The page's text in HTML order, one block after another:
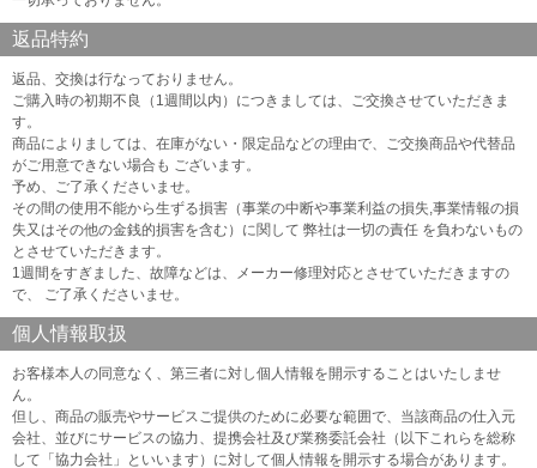
返品特約
返品、交換は行なっておりません。
ご購入時の初期不良（1週間以内）につきましては、ご交換させていただきま
す。
商品によりましては、在庫がない・限定品などの理由で、ご交換商品や代替品
がご用意できない場合も ございます。
予め、ご了承くださいませ。
その間の使用不能から生ずる損害（事業の中断や事業利益の損失,事業情報の損
失又はその他の金銭的損害を含む）に関して 弊社は一切の責任 を負わないもの
とさせていただきます。
1週間をすぎました、故障などは、メーカー修理対応とさせていただきますの
で、 ご了承くださいませ。
個人情報取扱
お客様本人の同意なく、第三者に対し個人情報を開示することはいたしませ
ん。
但し、商品の販売やサービスご提供のために必要な範囲で、当該商品の仕入元
会社、並びにサービスの協力、提携会社及び業務委託会社（以下これらを総称
して「協力会社」といいます）に対して個人情報を開示する場合があります。